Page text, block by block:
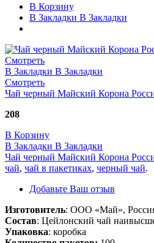
В Корзину
В Закладки В Закладки
Смотреть
В Закладки В Закладки
Смотреть
Чай черный Майский Корона
208
В Корзину
В Закладки В Закладки
Чай черный Майский Корона
чай, чай в пакетиках, черный чай.
Добавьте Ваш отзыв
Изготовитель: ООО «Май»,
Состав: Цейлонский чай
Упаковка: коробка